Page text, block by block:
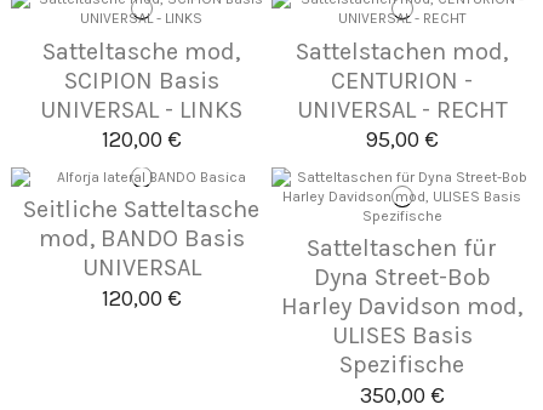
Satteltasche mod,
SCIPION Basis
UNIVERSAL - LINKS
120,00 €
Sattelstachen mod,
CENTURION -
UNIVERSAL - RECHT
95,00 €
Seitliche Satteltasche
mod, BANDO Basis
UNIVERSAL
120,00 €
Satteltaschen für
Dyna Street-Bob
Harley Davidson mod,
ULISES Basis
Spezifische
350,00 €